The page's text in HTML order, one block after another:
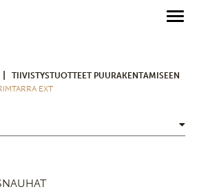
TIIVISTYSTUOTTEET PUURAKENTAMISEEN
EXT